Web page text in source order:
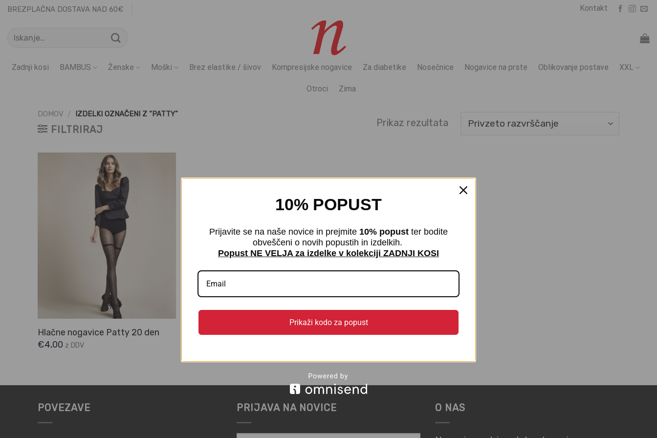
Skoči
vsebino
BREZPLAČNA DOSTAVA NAD 60€ Kontakt
Išči:
Zadnji kosi BAMBUS Ženske Moški Brez elastike / šivov Kompresijske nogavice Za diabetike Nosečnice Nogavice na prste Oblikovanje postave XXL
Otroci Zima
DOMOV / IZDELKI OZNAČENI Z “PATTY”
FILTRIRAJ
Prikaz rezultata
Hlačne nogavice Patty 20 den
€4,00 z DDV
POVEZAVE PRIJAVA NA NOVICE O NAS
10% POPUST
Prijavite se na naše novice in prejmite 10% popust ter bodite
obveščeni o novih popustih in izdelkih.
Popust NE VELJA za izdelke v kolekciji ZADNJI KOSI
Prikaži kodo za popust